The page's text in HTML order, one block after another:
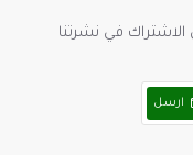
الاشتراك في نشرتنا
ارسل